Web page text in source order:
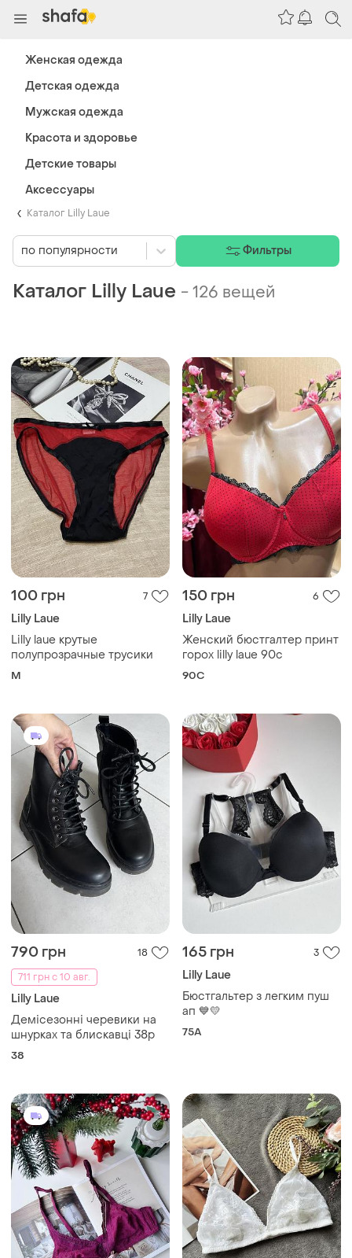
Каталог Lilly Laue
Каталог Lilly Laue -126 вещей
100 грн 7
Lilly Laue
Lilly laue крутые
полупрозрачные трусики
M
150 грн 6
Lilly Laue
Женский бюстгалтер принт
горох lilly laue 90с
90C
790 грн
18
711 грн с 10 авг.
Lilly Laue
Демісезонні черевики на
шнурках та блискавці 38р
38
165 грн 3
Lilly Laue
Бюстгальтер з легким пуш
ап 💙💛
75A
по популярности Фильтры
Женская одежда
Детская одежда
Мужская одежда
Красота и здоровье
Детские товары
Аксессуары